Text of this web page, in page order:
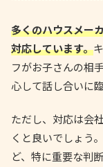
多くのハウスメー
対応しています。
フがお子さんの相
心して話し合いに臨
ただし、対応は会
くと良いでしょう
ど、特に重要な判